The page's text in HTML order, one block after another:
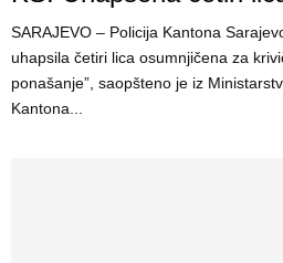
SARAJEVO – Policija Kantona
uhapsila četiri lica osumnjičena za
ponašanje”, saopšteno je iz
Kantona...